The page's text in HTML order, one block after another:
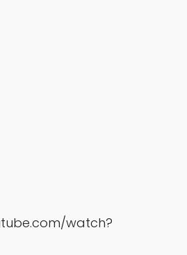
watch?